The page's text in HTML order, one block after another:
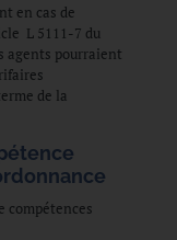
en cas de
L 5111-7 du
agents pourraient
de la